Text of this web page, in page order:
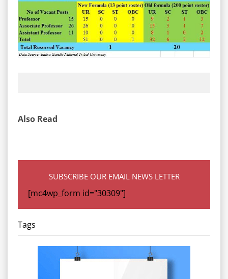
Also Read
SUBSCRIBE OUR EMAIL NEWS LETTER
[mc4wp_form id="30309"]
Tags